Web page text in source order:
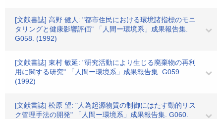
[文献書誌] 高野 健人: "都市住民における環境諸指標のモニ
タリングと健康影響評価" 「人間ー環境系」成果報告集.
G058. (1992)
[文献書誌] 東村 敏延: "研究活動により生じる廃棄物の再利
用に関する研究" 「人間ー環境系」成果報告集. G059.
(1992)
[文献書誌] 松原 望: "人為起源物質の制御にはたす動的リス
ク管理手法の開発" 「人間ー環境系」成果報告集. G060.